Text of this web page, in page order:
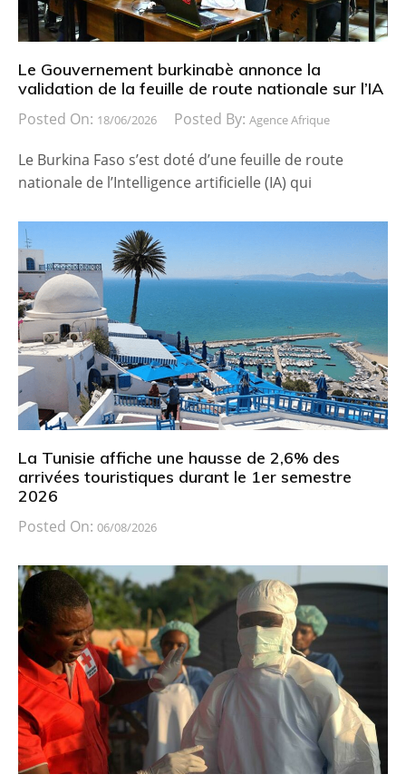
Le Gouvernement burkinabè annonce la
validation de la feuille de route nationale sur l’IA
Posted On: 18/06/2026 Posted By: Agence Afrique
Le Burkina Faso s’est doté d’une feuille de route
nationale de l’Intelligence artificielle (IA) qui
La Tunisie affiche une hausse de 2,6% des
arrivées touristiques durant le 1er semestre
2026
Posted On: 06/08/2026